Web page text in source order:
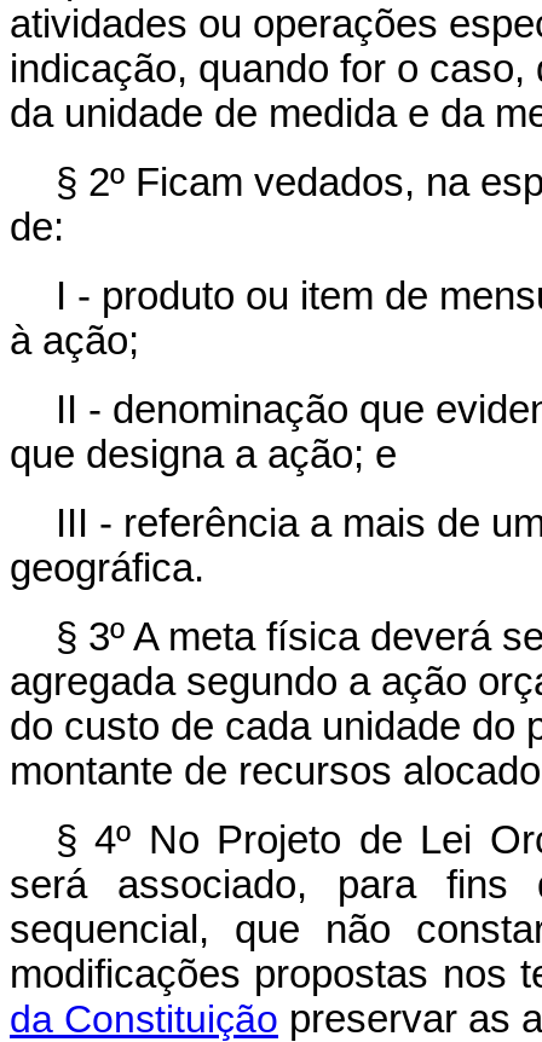
atividades ou operações
indicação, quando for o
da unidade de medida e da
§ 2º Ficam vedados, na
de:
I - produto ou item de
à ação;
II - denominação que
que designa a ação; e
III - referência a mais de
geográfica.
§ 3º A meta física deverá
agregada segundo a ação
do custo de cada unidade do
montante de recursos
§ 4º No Projeto de Lei
será associado, para fins
sequencial, que não
modificações propostas nos
da Constituição preservar as